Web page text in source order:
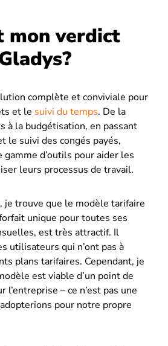
mon verdict
complète et conviviale pour
et le suivi du temps. De la
à la budgétisation, en passant
le suivi des congés payés,
gamme d’outils pour aider les
leurs processus de travail.
je trouve que le modèle tarifaire
unique pour toutes ses
est très attractif. Il
utilisateurs qui n’ont pas à
plans tarifaires. Cependant, je
est viable d’un point de
l’entreprise – ce n’est pas une
pour notre propre